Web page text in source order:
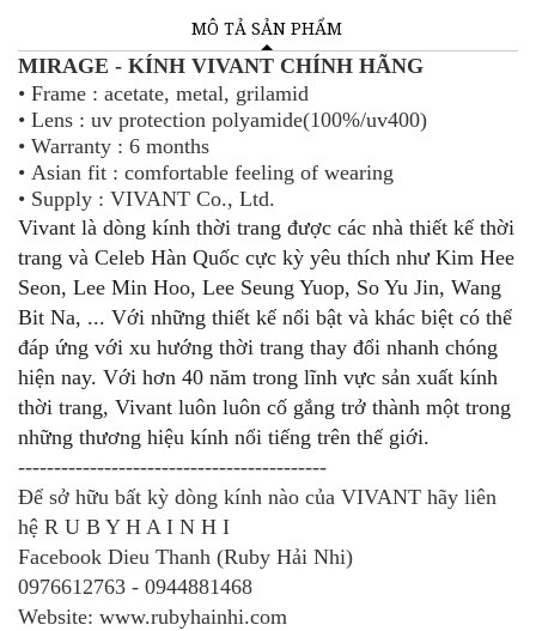
MÔ TẢ SẢN PHẨM
MIRAGE - KÍNH VIVANT CHÍNH HÃNG
• Frame : acetate, metal, grilamid
• Lens : uv protection polyamide(100%/uv400)
• Warranty : 6 months
• Asian fit : comfortable feeling of wearing
• Supply : VIVANT Co., Ltd.
Vivant là dòng kính thời trang được các nhà thiết kế thời
trang và Celeb Hàn Quốc cực kỳ yêu thích như Kim Hee
Seon, Lee Min Hoo, Lee Seung Yuop, So Yu Jin, Wang
Bit Na, ... Với những thiết kế nổi bật và khác biệt có thể
đáp ứng với xu hướng thời trang thay đổi nhanh chóng
hiện nay. Với hơn 40 năm trong lĩnh vực sản xuất kính
thời trang, Vivant luôn luôn cố gắng trở thành một trong
những thương hiệu kính nổi tiếng trên thế giới.
-------------------------------------------
Để sở hữu bất kỳ dòng kính nào của VIVANT hãy liên
hệ R U B Y H A I N H I
Facebook Dieu Thanh (Ruby Hải Nhi)
0976612763 - 0944881468
Website: www.rubyhainhi.com